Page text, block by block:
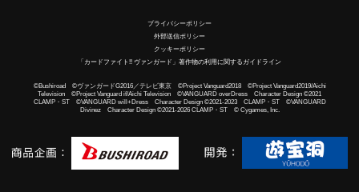
プライバシーポリシー
外部送信ポリシー
クッキーポリシー
「カードファイト!! ヴァンガード」著作物の利用に関するガイドライン
©Bushiroad ©ヴァンガードG2016／テレビ東京 ©Project Vanguard2018 ©Project Vanguard2019/Aichi
Television ©Project Vanguard if/Aichi Television ©VANGUARD overDress Character Design ©2021
CLAMP・ST ©VANGUARD will+Dress Character Design ©2021-2023 CLAMP・ST ©VANGUARD
Divinez Character Design ©2021-2026 CLAMP・ST © Cygames, Inc.